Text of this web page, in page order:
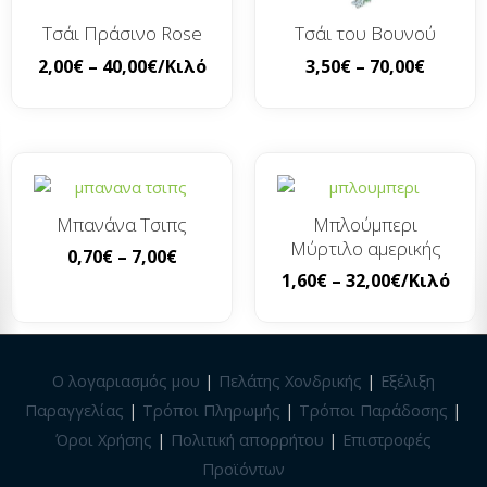
Τσάι Πράσινο Rose
2,00€ – 40,00€/Κιλό
Τσάι του Βουνού
3,50€ – 70,00€
Μπανάνα Τσιπς
0,70€ – 7,00€
Μπλούμπερι
Μύρτιλο αμερικής
1,60€ – 32,00€/Κιλό
Ο λογαριασμός μου | Πελάτης Χονδρικής | Εξέλιξη
Παραγγελίας | Τρόποι Πληρωμής | Τρόποι Παράδοσης |
Όροι Χρήσης | Πολιτική απορρήτου | Επιστροφές
Προϊόντων